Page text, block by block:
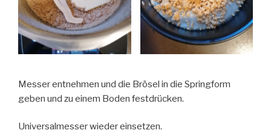
Messer entnehmen und die Brösel in die Springform
geben und zu einem Boden festdrücken.
Universalmesser wieder einsetzen.